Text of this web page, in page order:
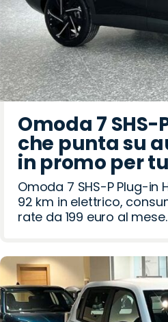
Omoda 7
che punta su
in promo per
Omoda 7 SHS-P Plug-in
92 km in elettrico,
rate da 199 euro al mese.